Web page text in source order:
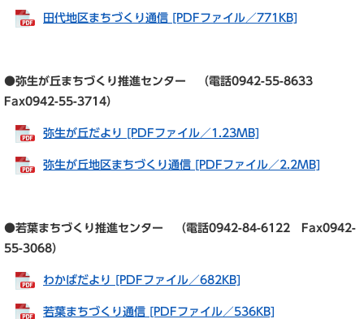
田代地区まちづくり通信 [PDFファイル／771KB]
●弥生が丘まちづくり推進センター （電話0942-55-8633
Fax0942-55-3714）
弥生が丘だより [PDFファイル／1.23MB]
弥生が丘地区まちづくり通信 [PDFファイル／2.2MB]
●若葉まちづくり推進センター （電話0942-84-6122 Fax0942-
55-3068）
わかばだより [PDFファイル／682KB]
若葉まちづくり通信 [PDFファイル／536KB]